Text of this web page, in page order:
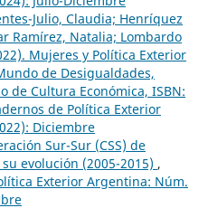
Julio, Claudia; Henríquez
Ramírez, Natalia; Lombardo
Mujeres y Política Exterior
de Desigualdades,
de Cultura Económica, ISBN:
de Política Exterior
Diciembre
Sur-Sur (CSS) de
evolución (2005-2015) ,
Exterior Argentina: Núm.